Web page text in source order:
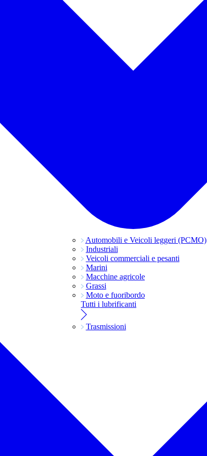
Automobili e Veicoli leggeri (PCMO)
Industriali
Veicoli commerciali e pesanti
Marini
Macchine agricole
Grassi
Moto e fuoribordo
Tutti i lubrificanti
Trasmissioni